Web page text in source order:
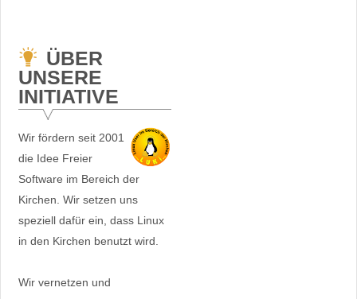
ÜBER
UNSERE
INITIATIVE
Wir fördern seit 2001
die Idee Freier
Software im Bereich der
Kirchen. Wir setzen uns
speziell dafür ein, dass Linux
in den Kirchen benutzt wird.
Wir vernetzen und